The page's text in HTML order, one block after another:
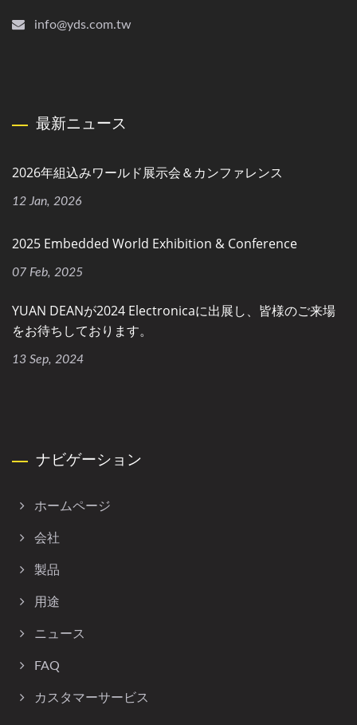
info@yds.com.tw
最新ニュース
2026年組込みワールド展示会＆カンファレンス
12 Jan, 2026
2025 Embedded World Exhibition & Conference
07 Feb, 2025
YUAN DEANが2024 Electronicaに出展し、皆様のご来場
をお待ちしております。
13 Sep, 2024
ナビゲーション
ホームページ
会社
製品
用途
ニュース
FAQ
カスタマーサービス